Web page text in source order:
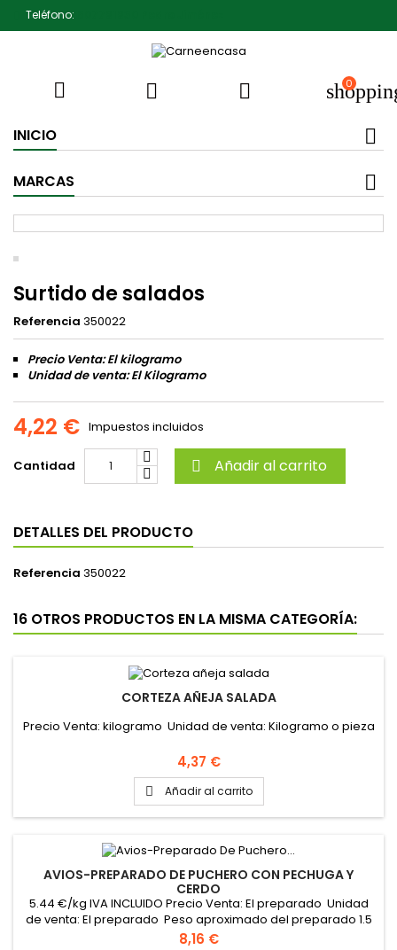
Teléfono:
   0
INICIO
MARCAS
Surtido de salados
Referencia 350022
Precio Venta: El kilogramo
Unidad de venta: El Kilogramo
4,22 € Impuestos incluidos
Cantidad  Añadir al carrito
DETALLES DEL PRODUCTO
Referencia 350022
16 OTROS PRODUCTOS EN LA MISMA CATEGORÍA:
CORTEZA AÑEJA SALADA
Precio Venta: kilogramo Unidad de venta: Kilogramo o pieza
Precio
4,37 €
 Añadir al carrito
AVIOS-PREPARADO DE PUCHERO CON PECHUGA Y
CERDO
5.44 €/kg IVA INCLUIDO Precio Venta: El preparado Unidad
de venta: El preparado Peso aproximado del preparado 1.5
kg
Precio
8,16 €